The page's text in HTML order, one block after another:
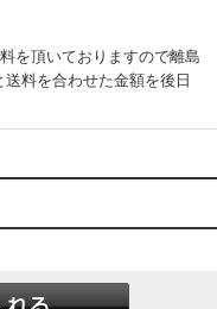
を頂いておりますので離島
料を合わせた金額を後日